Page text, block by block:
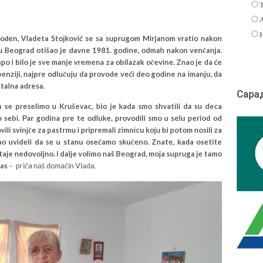
Vladeta Stojković se sa suprugom Mirjanom vratio nakon
otišao je davne 1981. godine, odmah nakon venčanja.
i bilo je sve manje vremena za obilazak očevine. Znao je da će
najpre odlučuju da provode veći deo godine na imanju, da
adresa.
preselimo u Kruševac, bio je kada smo shvatili da su deca
sebi. Par godina pre te odluke, provodili smo u selu period od
svinjče za pastrmu i pripremali zimnicu koju bi potom nosili za
uvideli da se u stanu osećamo skučeno. Znate, kada osetite
nedovoljno. I dalje volimo naš Beograd, moja supruga je tamo
– priča naš domaćin Vlada.